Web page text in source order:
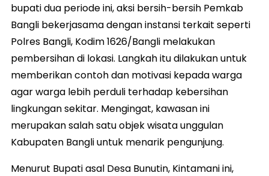
bupati dua periode ini, aksi bersih-bersih Pemkab
Bangli bekerjasama dengan instansi terkait seperti
Polres Bangli, Kodim 1626/Bangli melakukan
pembersihan di lokasi. Langkah itu dilakukan untuk
memberikan contoh dan motivasi kepada warga
agar warga lebih perduli terhadap kebersihan
lingkungan sekitar. Mengingat, kawasan ini
merupakan salah satu objek wisata unggulan
Kabupaten Bangli untuk menarik pengunjung.
Menurut Bupati asal Desa Bunutin, Kintamani ini,